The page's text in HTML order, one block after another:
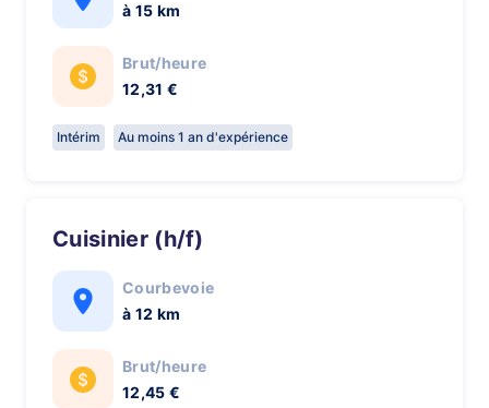
à 15 km
Brut/heure
12,31 €
Intérim Au moins 1 an d'expérience
Cuisinier (h/f)
Courbevoie
à 12 km
Brut/heure
12,45 €